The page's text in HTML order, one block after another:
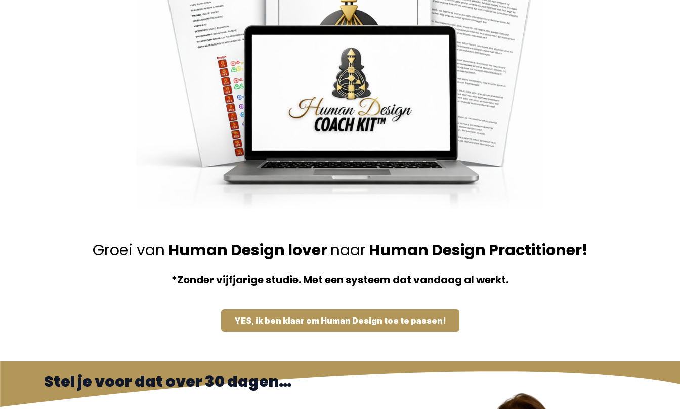
Groei van Human Design lovernaar Human Design Practitioner!
*Zonder vijfjarige studie. Met een systeem dat vandaag al werkt.
YES, ik ben klaar om Human Design toe te passen!
Stel je voor dat over 30 dagen…